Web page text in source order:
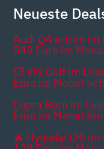
Neueste
Audi Q4 e-tron im
549 Euro im
💥 VW Golf im
Euro im Monat
Cupra Born im
Euro im Monat
🔥 Hyundai i20